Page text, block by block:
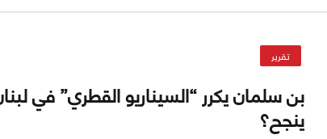
ممنوع والتفكير خطر والفعل جريمة والسخرية كارثة
حرام سياسي.
تقرير
بن سلمان يكرر “السيناريو القطري” في
ينجح؟